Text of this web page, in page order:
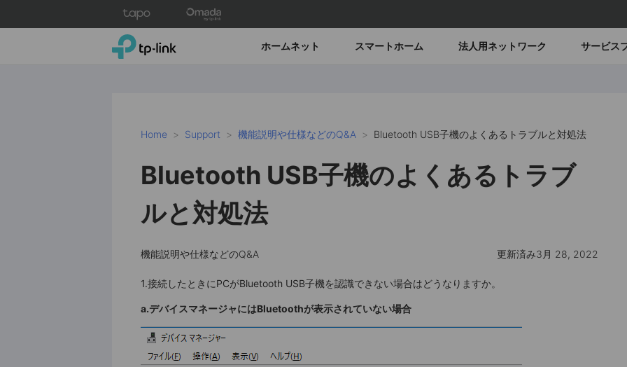
TP-Link, Reliably Smart ホームネット スマートホーム 法人用ネットワーク サービス
Home Support 機能説明や仕様などのQ&A Bluetooth USB子機のよくあるトラブルと対処法
Bluetooth USB子機のよくあるトラブ
ルと対処法
機能説明や仕様などのQ&A 更新済み3月 28, 2022
1.接続したときにPCがBluetooth USB子機を認識できない場合はどうなりますか。
a.デバイスマネージャにはBluetoothが表示されていない場合